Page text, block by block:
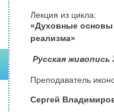
Лекция из цикла:
«Духовные основы
реализма»
Русская живопись
Преподаватель
Сергей